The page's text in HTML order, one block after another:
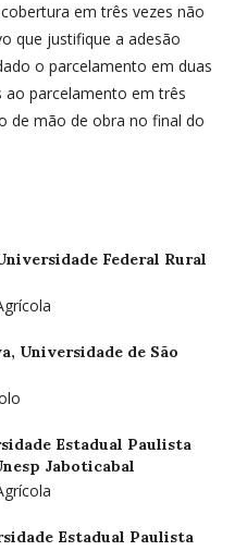
em três vezes não
que justifique a adesão
o parcelamento em duas
ao parcelamento em três
de mão de obra no final do
Federal Rural
Universidade de São
Estadual Paulista
Jaboticabal
Estadual Paulista